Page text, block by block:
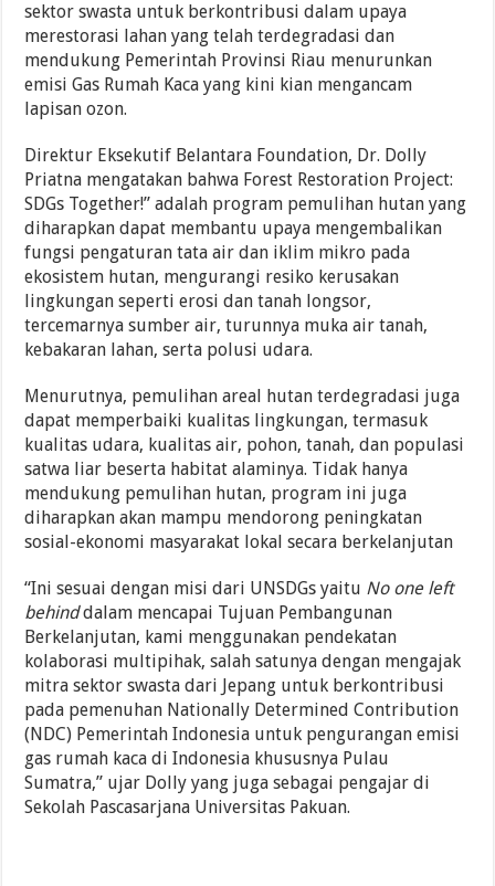
sektor swasta untuk berkontribusi dalam upaya
merestorasi lahan yang telah terdegradasi dan
mendukung Pemerintah Provinsi Riau menurunkan
emisi Gas Rumah Kaca yang kini kian mengancam
lapisan ozon.
Direktur Eksekutif Belantara Foundation, Dr. Dolly
Priatna mengatakan bahwa Forest Restoration Project:
SDGs Together!” adalah program pemulihan hutan yang
diharapkan dapat membantu upaya mengembalikan
fungsi pengaturan tata air dan iklim mikro pada
ekosistem hutan, mengurangi resiko kerusakan
lingkungan seperti erosi dan tanah longsor,
tercemarnya sumber air, turunnya muka air tanah,
kebakaran lahan, serta polusi udara.
Menurutnya, pemulihan areal hutan terdegradasi juga
dapat memperbaiki kualitas lingkungan, termasuk
kualitas udara, kualitas air, pohon, tanah, dan populasi
satwa liar beserta habitat alaminya. Tidak hanya
mendukung pemulihan hutan, program ini juga
diharapkan akan mampu mendorong peningkatan
sosial-ekonomi masyarakat lokal secara berkelanjutan
“Ini sesuai dengan misi dari UNSDGs yaitu No one left
behinddalam mencapai Tujuan Pembangunan
Berkelanjutan, kami menggunakan pendekatan
kolaborasi multipihak, salah satunya dengan mengajak
mitra sektor swasta dari Jepang untuk berkontribusi
pada pemenuhan Nationally Determined Contribution
(NDC) Pemerintah Indonesia untuk pengurangan emisi
gas rumah kaca di Indonesia khususnya Pulau
Sumatra,” ujar Dolly yang juga sebagai pengajar di
Sekolah Pascasarjana Universitas Pakuan.